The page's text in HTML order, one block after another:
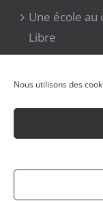
Nous utilisons des
Une école
Libre
21 Nov 2025
Marque